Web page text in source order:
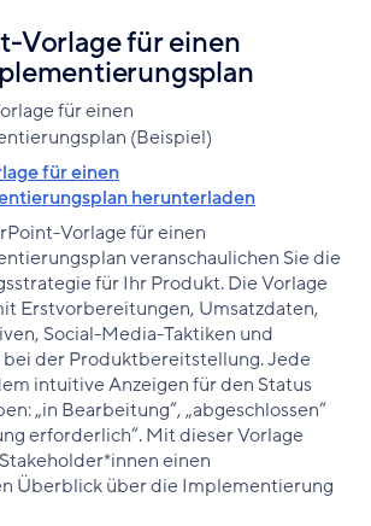
Vorlage für einen
für einen
herunterladen
Vorlage für einen
veranschaulichen Sie die
für Ihr Produkt. Die Vorlage
Erstvorbereitungen, Umsatzdaten,
Social-Media-Taktiken und
der Produktbereitstellung. Jede
intuitive Anzeigen für den Status
„in Bearbeitung“, „abgeschlossen“
erforderlich“. Mit dieser Vorlage
einen
Überblick über die Implementierung